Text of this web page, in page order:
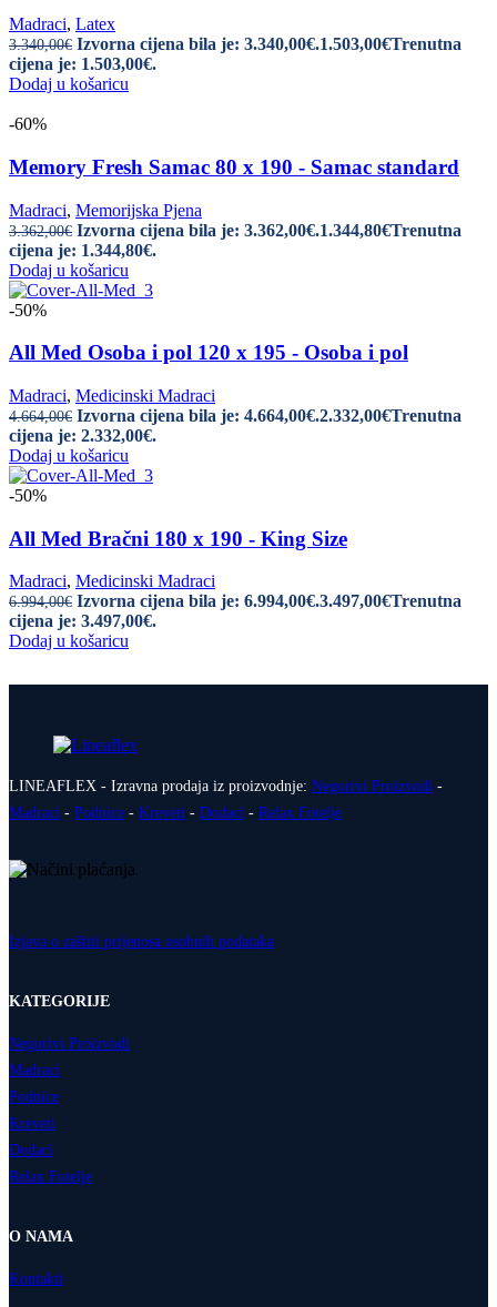
Madraci, Latex
3.340,00€ Izvorna cijena bila je: 3.340,00€.1.503,00€Trenutna
cijena je: 1.503,00€.
Dodaj u košaricu
-60%
Memory Fresh Samac 80 x 190 - Samac standard
Madraci, Memorijska Pjena
3.362,00€ Izvorna cijena bila je: 3.362,00€.1.344,80€Trenutna
cijena je: 1.344,80€.
Dodaj u košaricu
-50%
All Med Osoba i pol 120 x 195 - Osoba i pol
Madraci, Medicinski Madraci
4.664,00€ Izvorna cijena bila je: 4.664,00€.2.332,00€Trenutna
cijena je: 2.332,00€.
Dodaj u košaricu
-50%
All Med Bračni 180 x 190 - King Size
Madraci, Medicinski Madraci
6.994,00€ Izvorna cijena bila je: 6.994,00€.3.497,00€Trenutna
cijena je: 3.497,00€.
Dodaj u košaricu
LINEAFLEX - Izravna prodaja iz proizvodnje: Negorivi Proizvodi -
Madraci - Podnice - Kreveti - Dodaci - Relax Fotelje
Izjava o zaštiti prijenosa osobnih podataka
KATEGORIJE
Negorivi Proizvodi
Madraci
Podnice
Kreveti
Dodaci
Relax Fotelje
O NAMA
Kontakti